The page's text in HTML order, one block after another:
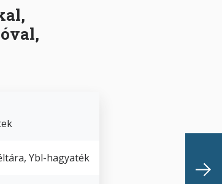
Ybl-hagyaték